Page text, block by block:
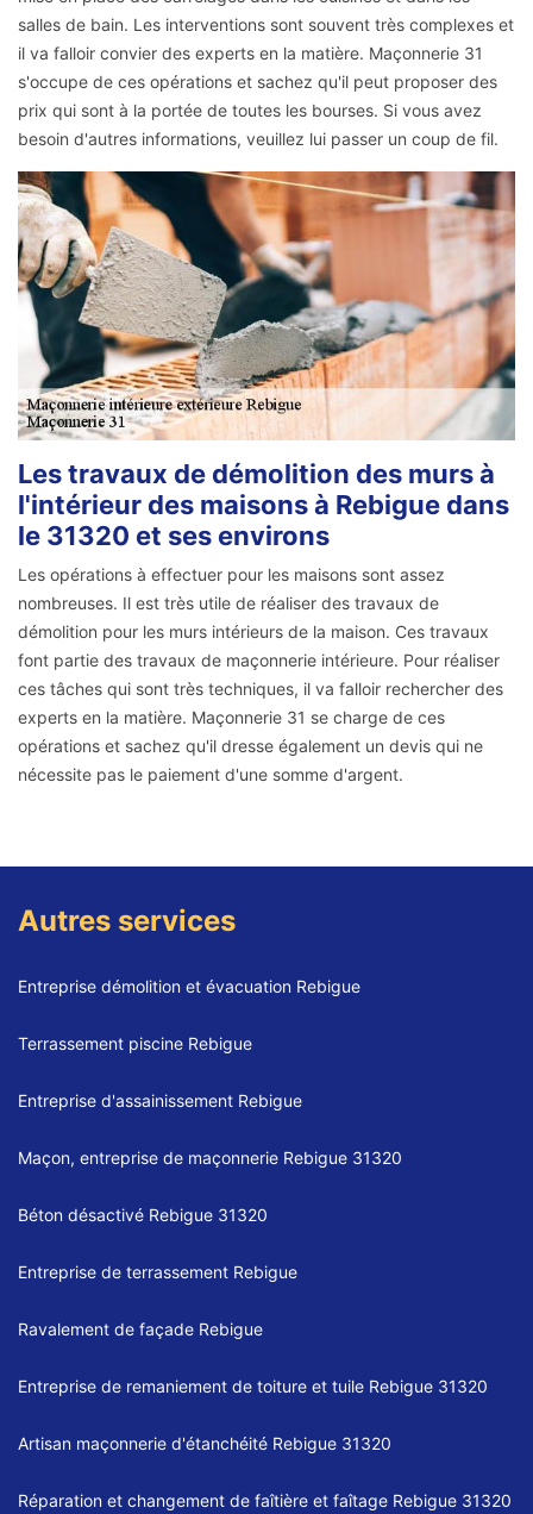
salles de bain. Les interventions sont souvent très complexes et
il va falloir convier des experts en la matière. Maçonnerie 31
s'occupe de ces opérations et sachez qu'il peut proposer des
prix qui sont à la portée de toutes les bourses. Si vous avez
besoin d'autres informations, veuillez lui passer un coup de fil.
Les travaux de démolition des murs à
l'intérieur des maisons à Rebigue dans
le 31320 et ses environs
Les opérations à effectuer pour les maisons sont assez
nombreuses. Il est très utile de réaliser des travaux de
démolition pour les murs intérieurs de la maison. Ces travaux
font partie des travaux de maçonnerie intérieure. Pour réaliser
ces tâches qui sont très techniques, il va falloir rechercher des
experts en la matière. Maçonnerie 31 se charge de ces
opérations et sachez qu'il dresse également un devis qui ne
nécessite pas le paiement d'une somme d'argent.
Autres services
Entreprise démolition et évacuation Rebigue
Terrassement piscine Rebigue
Entreprise d'assainissement Rebigue
Maçon, entreprise de maçonnerie Rebigue 31320
Béton désactivé Rebigue 31320
Entreprise de terrassement Rebigue
Ravalement de façade Rebigue
Entreprise de remaniement de toiture et tuile Rebigue 31320
Artisan maçonnerie d'étanchéité Rebigue 31320
Réparation et changement de faîtière et faîtage Rebigue 31320